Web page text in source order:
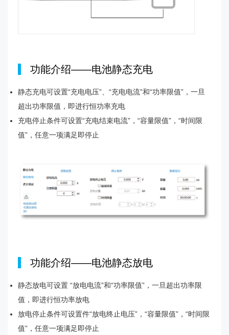
功能介绍——电池静态充电
静态充电可设置“充电电压”、“充电电流”和“功率限值”，一旦
超出功率限值，即进行恒功率充电
充电停止条件可设置“充电结束电流”，“容量限值”，“时间限
值”，任意一项满足即停止
功能介绍——电池静态放电
静态放电可设置 “放电电流”和“功率限值”，一旦超出功率限
值，即进行恒功率放电
放电停止条件可设置件“放电终止电压”，“容量限值”，“时间限
值”，任意一项满足即停止